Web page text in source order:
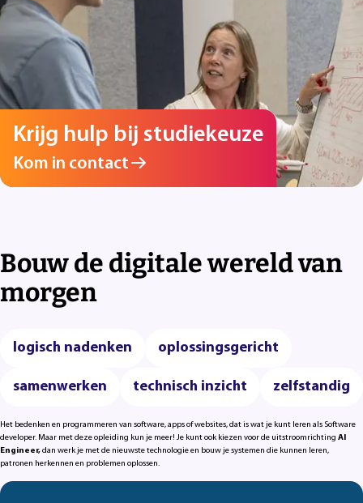
Bouw de digitale wereld van
morgen
logisch nadenken oplossingsgericht
samenwerken technisch inzicht zelfstandig
Het bedenken en programmeren van software, apps of websites, dat is wat je kunt leren als Software
developer. Maar met deze opleiding kun je meer! Je kunt ook kiezen voor de uitstroomrichting AI
Engineer,dan werk je met de nieuwste technologie en bouw je systemen die kunnen leren,
patronen herkennen en problemen oplossen.
Krijg hulp bij studiekeuze
Kom in contact